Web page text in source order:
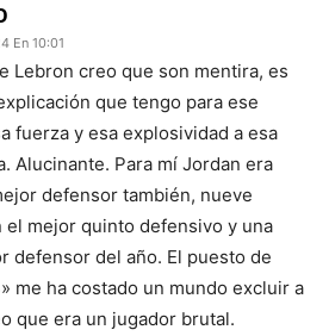
En 10:01
Lebron creo que son mentira, es
que tengo para ese
fuerza y esa explosividad a esa
Alucinante. Para mí Jordan era
defensor también, nueve
el mejor quinto defensivo y una
defensor del año. El puesto de
me ha costado un mundo excluir a
que era un jugador brutal.